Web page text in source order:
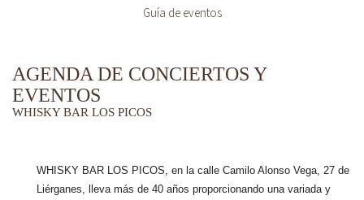
Guía de eventos
AGENDA DE CONCIERTOS Y
EVENTOS
WHISKY BAR LOS PICOS
WHISKY BAR LOS PICOS, en la calle Camilo Alonso Vega, 27 de
Liérganes, lleva más de 40 años proporcionando una variada y